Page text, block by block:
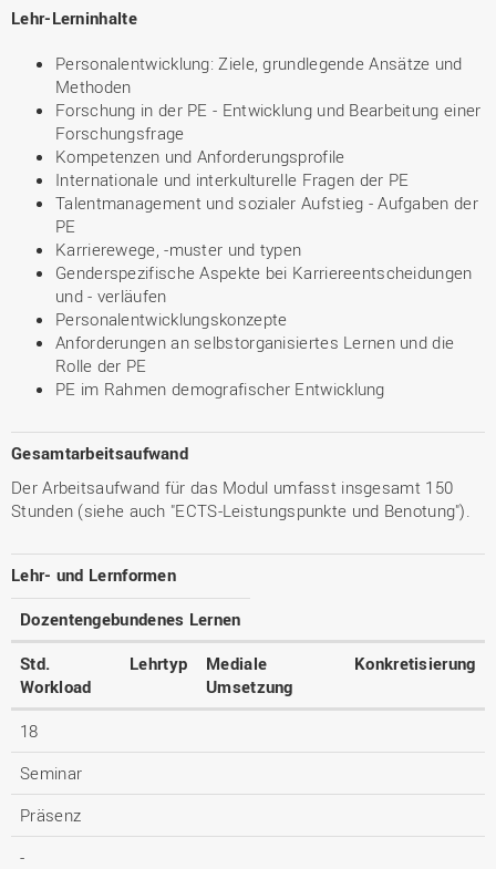
Lehr-Lerninhalte
Personalentwicklung: Ziele, grundlegende Ansätze und
Methoden
Forschung in der PE - Entwicklung und Bearbeitung einer
Forschungsfrage
Kompetenzen und Anforderungsprofile
Internationale und interkulturelle Fragen der PE
Talentmanagement und sozialer Aufstieg - Aufgaben der
PE
Karrierewege, -muster und typen
Genderspezifische Aspekte bei Karriereentscheidungen
und - verläufen
Personalentwicklungskonzepte
Anforderungen an selbstorganisiertes Lernen und die
Rolle der PE
PE im Rahmen demografischer Entwicklung
Gesamtarbeitsaufwand
Der Arbeitsaufwand für das Modul umfasst insgesamt 150
Stunden (siehe auch "ECTS-Leistungspunkte und Benotung").
Lehr- und Lernformen
Dozentengebundenes Lernen
Std.
Workload
Lehrtyp
Mediale
Umsetzung
Konkretisierung
18
Seminar
Präsenz
-